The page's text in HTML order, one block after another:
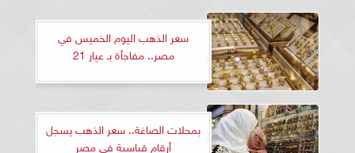
سعر الذهب اليوم الخميس في
مصر.. مفاجأة بـ عيار 21
بمحلات الصاغة.. سعر الذهب يسجل
أرقام قياسية في مصر